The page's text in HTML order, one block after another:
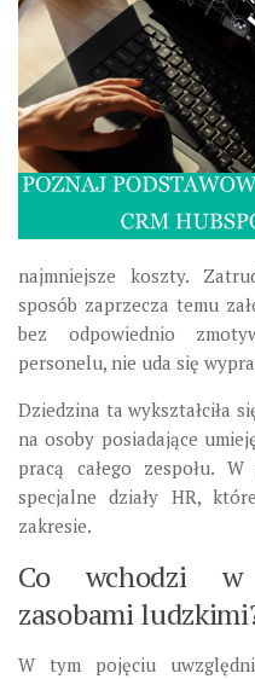
najmniejsze koszty.
sposób zaprzecza temu
bez odpowiednio
personelu, nie uda się
Dziedzina ta wykształciła
na osoby posiadające
pracą całego zespołu.
specjalne działy HR,
zakresie.
Co wchodzi w
zasobami
W tym pojęciu